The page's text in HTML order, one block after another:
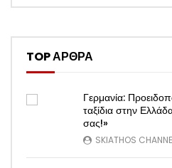
TOP ΑΡΘΡΑ
Γερμανία:
ταξίδια στην
σας!»
SKIATHOS